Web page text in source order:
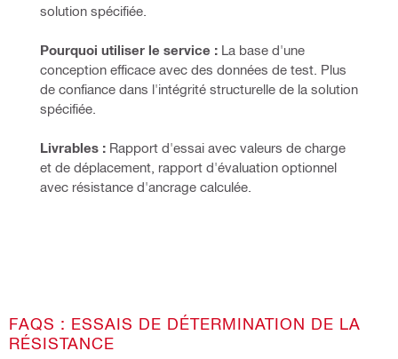
solution spécifiée.
Pourquoi utiliser le service : La base d'une
conception efficace avec des données de test. Plus
de confiance dans l'intégrité structurelle de la solution
spécifiée.
Livrables : Rapport d'essai avec valeurs de charge
et de déplacement, rapport d'évaluation optionnel
avec résistance d'ancrage calculée.
FAQS : ESSAIS DE DÉTERMINATION DE LA
RÉSISTANCE